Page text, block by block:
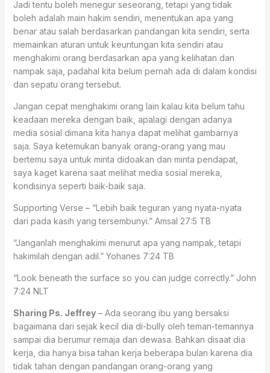
Jadi tentu boleh menegur seseorang, tetapi yang tidak
boleh adalah main hakim sendiri, menentukan apa yang
benar atau salah berdasarkan pandangan kita sendiri, serta
memainkan aturan untuk keuntungan kita sendiri atau
menghakimi orang berdasarkan apa yang kelihatan dan
nampak saja, padahal kita belum pernah ada di dalam kondisi
dan sepatu orang tersebut.
Jangan cepat menghakimi orang lain kalau kita belum tahu
keadaan mereka dengan baik, apalagi dengan adanya
media sosial dimana kita hanya dapat melihat gambarnya
saja. Saya ketemukan banyak orang-orang yang mau
bertemu saya untuk minta didoakan dan minta pendapat,
saya kaget karena saat melihat media sosial mereka,
kondisinya seperti baik-baik saja.
Supporting Verse – “Lebih baik teguran yang nyata-nyata
dari pada kasih yang tersembunyi.” ‭‭Amsal‬ ‭27:5‬ ‭TB‬‬
“Janganlah menghakimi menurut apa yang nampak, tetapi
hakimilah dengan adil.” Yohanes‬ ‭7:24‬ ‭TB‬‬
“Look beneath the surface so you can judge correctly.” John‬
‭7:24‬ ‭NLT‬‬
Sharing Ps. Jeffrey– Ada seorang ibu yang bersaksi
bagaimana dari sejak kecil dia di-bully oleh teman-temannya
sampai dia berumur remaja dan dewasa. Bahkan disaat dia
kerja, dia hanya bisa tahan kerja beberapa bulan karena dia
tidak tahan dengan pandangan orang-orang yang